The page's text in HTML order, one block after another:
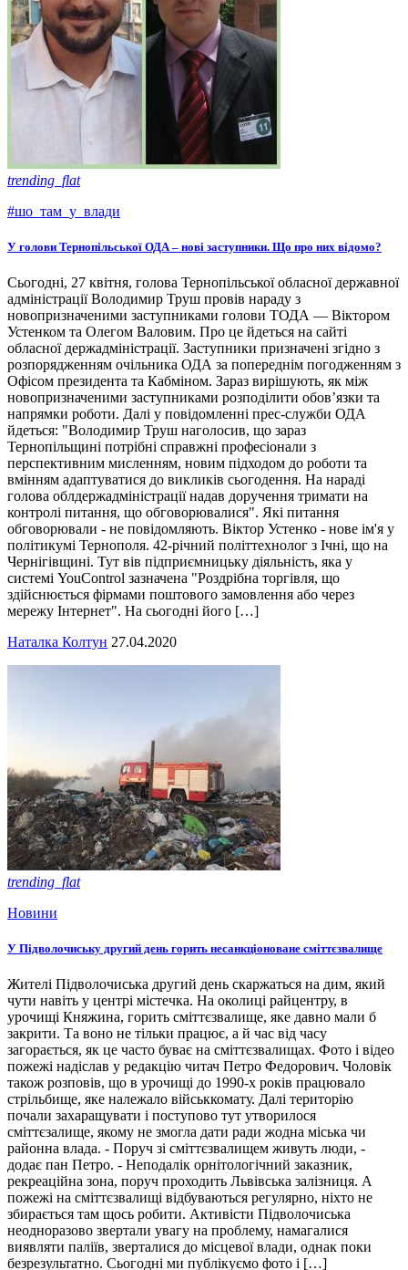
trending_flat
#шо_там_у_влади
У голови Тернопільської ОДА – нові заступники. Що про них відомо?
Сьогодні, 27 квітня, голова Тернопільської обласної державної
адміністрації Володимир Труш провів нараду з
новопризначеними заступниками голови ТОДА — Віктором
Устенком та Олегом Валовим. Про це йдеться на сайті
обласної держадміністрації. Заступники призначені згідно з
розпорядженням очільника ОДА за попереднім погодженням з
Офісом президента та Кабміном. Зараз вирішують, як між
новопризначеними заступниками розподілити обов’язки та
напрямки роботи. Далі у повідомленні прес-служби ОДА
йдеться: "Володимир Труш наголосив, що зараз
Тернопільщині потрібні справжні професіонали з
перспективним мисленням, новим підходом до роботи та
вмінням адаптуватися до викликів сьогодення. На нараді
голова облдержадміністрації надав доручення тримати на
контролі питання, що обговорювалися". Які питання
обговорювали - не повідомляють. Віктор Устенко - нове ім'я у
політикумі Тернополя. 42-річний політтехнолог з Ічні, що на
Чернігівщині. Тут вів підприємницьку діяльність, яка у
системі YouControl зазначена "Роздрібна торгівля, що
здійснюється фірмами поштового замовлення або через
мережу Інтернет". На сьогодні його […]
Наталка Колтун 27.04.2020
trending_flat
Новини
У Підволочиську другий день горить несанкціоноване сміттєзвалище
Жителі Підволочиська другий день скаржаться на дим, який
чути навіть у центрі містечка. На околиці райцентру, в
урочищі Княжина, горить сміттєзвалище, яке давно мали б
закрити. Та воно не тільки працює, а й час від часу
загорається, як це часто буває на сміттєзвалищах. Фото і відео
пожежі надіслав у редакцію читач Петро Федорович. Чоловік
також розповів, що в урочищі до 1990-х років працювало
стрільбище, яке належало військкомату. Далі територію
почали захаращувати і поступово тут утворилося
сміттєзалище, якому не змогла дати ради жодна міська чи
районна влада. - Поруч зі сміттєзвалищем живуть люди, -
додає пан Петро. - Неподалік орнітологічний заказник,
рекреаційна зона, поруч проходить Львівська залізниця. А
пожежі на сміттєзвалищі відбуваються регулярно, ніхто не
збирається там щось робити. Активісти Підволочиська
неодноразово звертали увагу на проблему, намагалися
виявляти паліїв, зверталися до місцевої влади, однак поки
безрезультатно. Сьогодні ми публікуємо фото і […]